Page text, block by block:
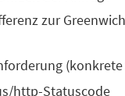
zur
(konkrete
http-Statuscode